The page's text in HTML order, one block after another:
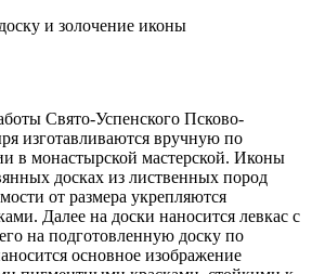
и золочение иконы
Свято-Успенского Псково-
изготавливаются вручную по
в монастырской мастерской. Иконы
досках из лиственных пород
от размера укрепляются
Далее на доски наносится левкас с
на подготовленную доску по
основное изображение